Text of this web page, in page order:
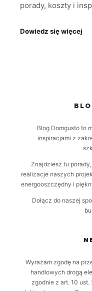
porady, koszty i
Dowiedz się więcej
Blog Domgusto to
inspiracjami z
Znajdziesz tu
realizacje naszych
energooszczędny i
Dołącz do naszej
Wyrażam zgodę na
handlowych drogą
zgodnie z art. 10 ust.